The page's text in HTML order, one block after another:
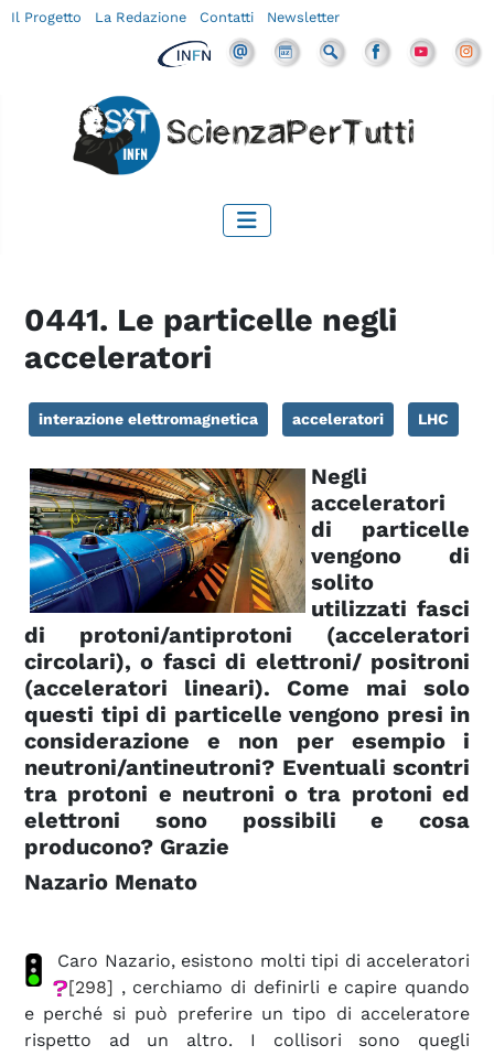
Il Progetto La Redazione Contatti Newsletter
0441. Le particelle negli
acceleratori
interazione elettromagnetica acceleratori LHC
Negli
acceleratori
di particelle
vengono di
solito
utilizzati fasci
di protoni/antiprotoni (acceleratori
circolari), o fasci di elettroni/ positroni
(acceleratori lineari). Come mai solo
questi tipi di particelle vengono presi in
considerazione e non per esempio i
neutroni/antineutroni? Eventuali scontri
tra protoni e neutroni o tra protoni ed
elettroni sono possibili e cosa
producono? Grazie
Nazario Menato
Caro Nazario, esistono molti tipi di acceleratori
[298] , cerchiamo di definirli e capire quando
e perché si può preferire un tipo di acceleratore
rispetto ad un altro. I collisori sono quegli